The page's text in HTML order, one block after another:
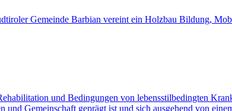
Gemeinde Barbian vereint ein Holzbau Bildung,
und Bedingungen von lebensstilbedingten
Gemeinschaft geprägt ist und sich ausgehend von